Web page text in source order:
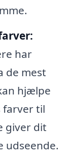
har
de mest
hjælpe
til
giver dit
udseende.